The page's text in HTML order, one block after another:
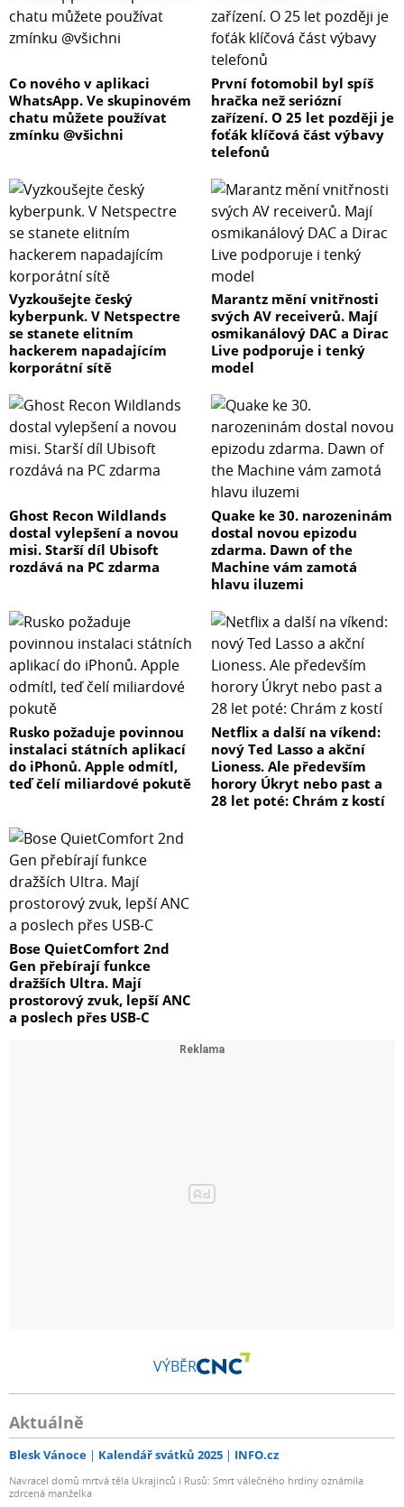
Co nového v aplikaci
WhatsApp. Ve skupinovém
chatu můžete používat
zmínku @všichni
První fotomobil byl spíš
hračka než seriózní
zařízení. O 25 let později je
foťák klíčová část výbavy
telefonů
Vyzkoušejte český
kyberpunk. V Netspectre
se stanete elitním
hackerem napadajícím
korporátní sítě
Marantz mění vnitřnosti
svých AV receiverů. Mají
osmikanálový DAC a Dirac
Live podporuje i tenký
model
Ghost Recon Wildlands
dostal vylepšení a novou
misi. Starší díl Ubisoft
rozdává na PC zdarma
Quake ke 30. narozeninám
dostal novou epizodu
zdarma. Dawn of the
Machine vám zamotá
hlavu iluzemi
Rusko požaduje povinnou
instalaci státních aplikací
do iPhonů. Apple odmítl,
teď čelí miliardové pokutě
Netflix a další na víkend:
nový Ted Lasso a akční
Lioness. Ale především
horory Úkryt nebo past a
28 let poté: Chrám z kostí
Bose QuietComfort 2nd
Gen přebírají funkce
dražších Ultra. Mají
prostorový zvuk, lepší ANC
a poslech přes USB-C
VÝBĚR
Aktuálně
Blesk Vánoce Kalendář svátků 2025 INFO.cz
Navracel domů mrtvá těla Ukrajinců i Rusů: Smrt válečného hrdiny oznámila
zdrcená manželka